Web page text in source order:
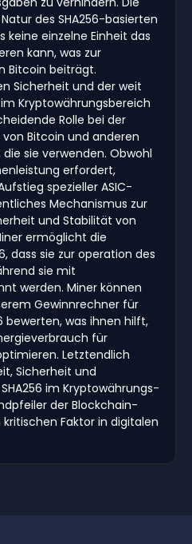
des SHA256-basierten
keine einzelne Einheit das
kann, was zur
Bitcoin beiträgt.
Sicherheit und der weit
Kryptowährungsbereich
Rolle bei der
Bitcoin und anderen
sie verwenden. Obwohl
erfordert,
spezieller ASIC-
Mechanismus zur
und Stabilität von
ermöglicht die
dass sie zur operation des
sie mit
werden. Miner können
Gewinnrechner für
bewerten, was ihnen hilft,
für
Letztendlich
Sicherheit und
im Kryptowährungs-
der Blockchain-
Faktor in digitalen